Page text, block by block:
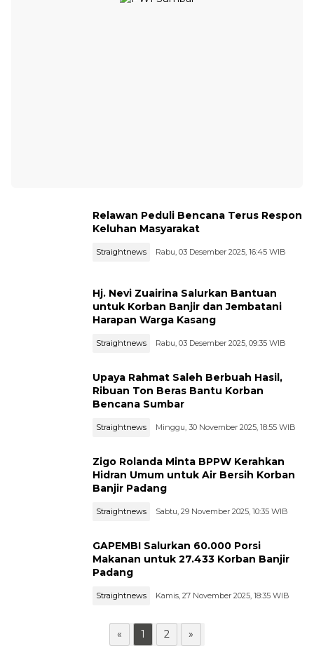
Relawan Peduli Bencana Terus Respon
Keluhan Masyarakat
Straightnews Rabu, 03 Desember 2025, 16:45 WIB
Hj. Nevi Zuairina Salurkan Bantuan
untuk Korban Banjir dan Jembatani
Harapan Warga Kasang
Straightnews Rabu, 03 Desember 2025, 09:35 WIB
Upaya Rahmat Saleh Berbuah Hasil,
Ribuan Ton Beras Bantu Korban
Bencana Sumbar
Straightnews Minggu, 30 November 2025, 18:55 WIB
Zigo Rolanda Minta BPPW Kerahkan
Hidran Umum untuk Air Bersih Korban
Banjir Padang
Straightnews Sabtu, 29 November 2025, 10:35 WIB
GAPEMBI Salurkan 60.000 Porsi
Makanan untuk 27.433 Korban Banjir
Padang
Straightnews Kamis, 27 November 2025, 18:35 WIB
« 1 2 »